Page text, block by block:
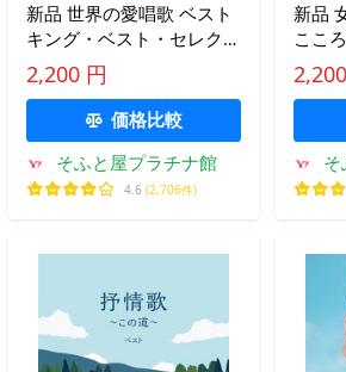
新品 世界の愛唱歌 ベスト
キング・ベスト・セレク
ト・ライブラリー2025 / オ
ムニバス(CD) KICW7225
2,200 円
価格比較
そふと屋プラチナ館
4.6 (2,706件)
新品
ここ
グ・
イブ
ス